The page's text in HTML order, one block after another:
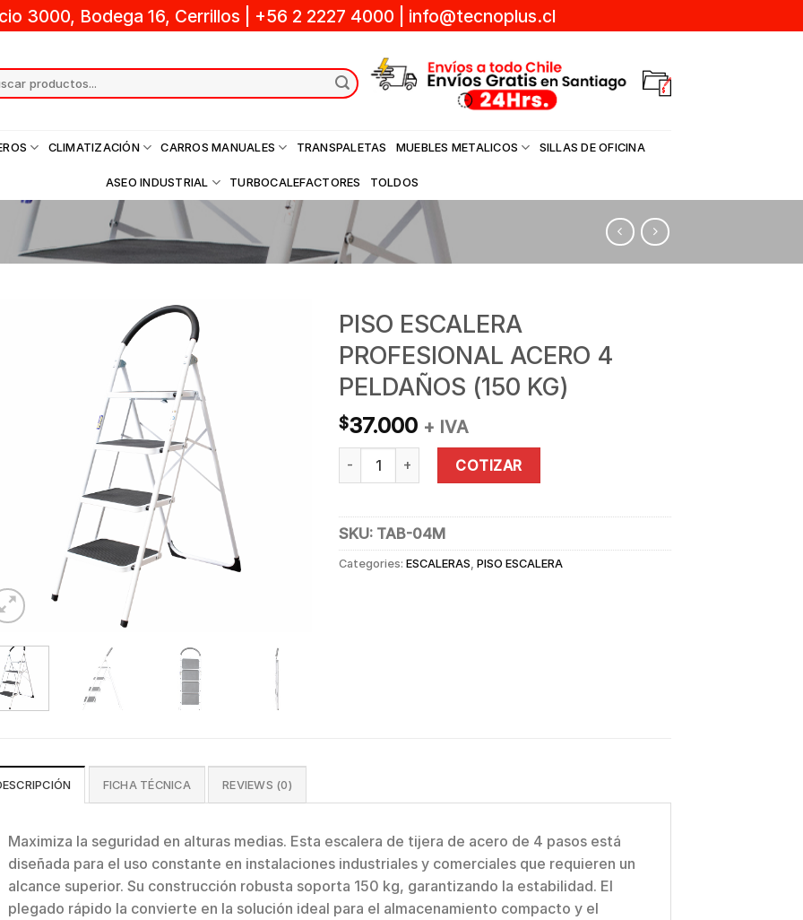
3000, Bodega 16, Cerrillos +56 2 2227 4000 info@tecnoplus.cl
CLIMATIZACIÓN CARROS MANUALES TRANSPALETAS MUEBLES METALICOS SILLAS DE OFICINA
ASEO INDUSTRIAL TURBOCALEFACTORES TOLDOS
PISO ESCALERA
PROFESIONAL ACERO 4
PELDAÑOS (150 KG)
$37.000 + IVA
PISO ESCALERA PROFESIONAL ACERO 4 PELDAÑOS (150 KG) quantity
COTIZAR
SKU: TAB-04M
Categories:ESCALERAS ,PISO ESCALERA
FICHA TÉCNICA REVIEWS (0)
Maximiza la seguridad en alturas medias. Esta escalera de tijera de acero de 4 pasos está
diseñada para el uso constante en instalaciones industriales y comerciales que requieren un
alcance superior. Su construcción robusta soporta 150 kg, garantizando la estabilidad. El
plegado rápido la convierte en la solución ideal para el almacenamiento compacto y el